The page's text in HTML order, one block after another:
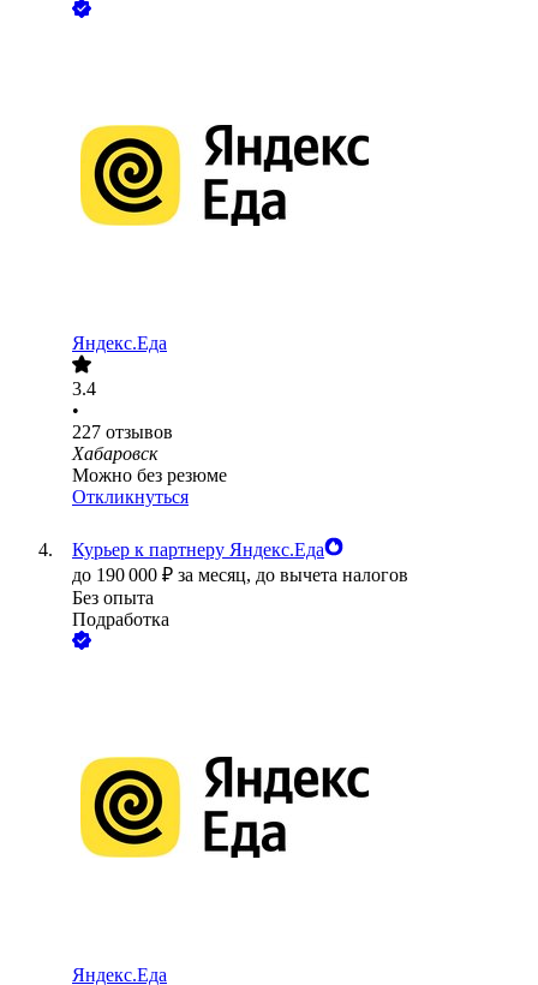
Яндекс.Еда
3.4
•
227 отзывов
Хабаровск
Можно без резюме
Откликнуться
Курьер к партнеру Яндекс.Еда
до 190 000 ₽ за месяц, до вычета налогов
Без опыта
Подработка
Яндекс.Еда